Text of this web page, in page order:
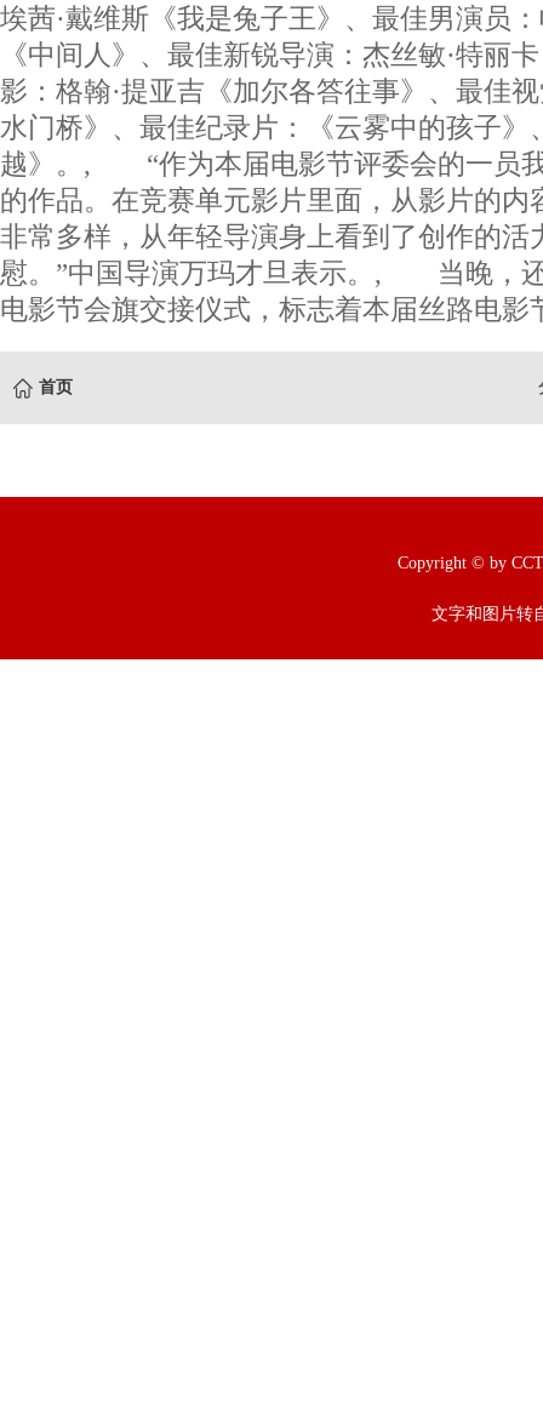
埃茜·戴维斯《我是兔子王》、最佳男演员
《中间人》、最佳新锐导演：杰丝敏·特丽
影：格翰·提亚吉《加尔各答往事》、最佳
水门桥》、最佳纪录片：《云雾中的孩子》
越》。, “作为本届电影节评委会的一员
的作品。在竞赛单元影片里面，从影片的内
非常多样，从年轻导演身上看到了创作的活
慰。”中国导演万玛才旦表示。, 当晚，
电影节会旗交接仪式，标志着本届丝路电影
首页
Copyright © by
文字和图片转